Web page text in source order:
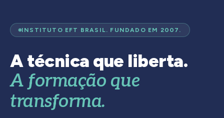
INSTITUTO EFT BRASIL. FUNDADO EM 2007.
A técnica que liberta.
A formação que
transforma.